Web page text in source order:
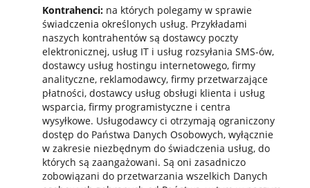
Kontrahenci: na których polegamy w sprawie
świadczenia określonych usług. Przykładami
naszych kontrahentów są dostawcy poczty
elektronicznej, usług IT i usług rozsyłania SMS-ów,
dostawcy usług hostingu internetowego, firmy
analityczne, reklamodawcy, firmy przetwarzające
płatności, dostawcy usług obsługi klienta i usług
wsparcia, firmy programistyczne i centra
wysyłkowe. Usługodawcy ci otrzymają ograniczony
dostęp do Państwa Danych Osobowych, wyłącznie
w zakresie niezbędnym do świadczenia usług, do
których są zaangażowani. Są oni zasadniczo
zobowiązani do przetwarzania wszelkich Danych